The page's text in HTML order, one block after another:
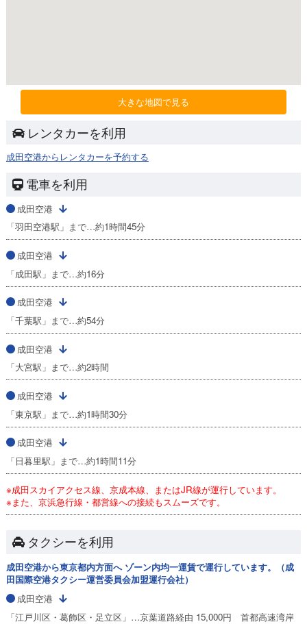
大きな地図で見る
レンタカーを利用
成田空港からレンタカーを予約する
電車を利用
成田空港
「羽田空港駅」まで…約1時間45分
成田空港
「成田駅」まで…約16分
成田空港
「千葉駅」まで…約54分
成田空港
「大宮駅」まで…約2時間
成田空港
「東京駅」まで…約1時間30分
成田空港
「日暮里駅」まで…約1時間11分
※成田スカイアクセス線、京成本線、またはJR線が運行しています。
※また、京浜急行線・都営線への接続もスムーズです。
タクシーを利用
成田空港から東京都内方面へ ゾーン内均一運賃で運行しています。（成
田国際空港タクシー運営委員会加盟運行会社）
成田空港
「江戸川区・葛飾区・足立区」…京葉道路経由 15,000円 首都高速湾岸